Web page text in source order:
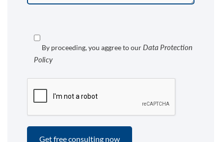
By proceeding, you aggree to our Data Protection
Policy